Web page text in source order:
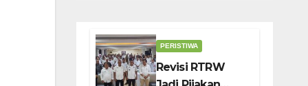
PERISTIWA
Revisi RTRW